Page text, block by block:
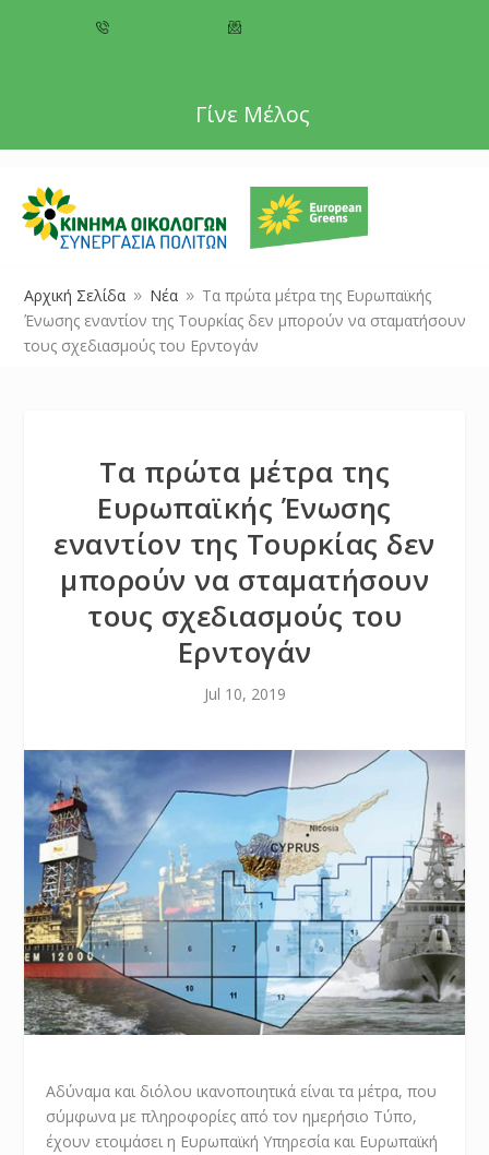
Γίνε Μέλος
Αρχική Σελίδα 9 Νέα 9 Τα πρώτα μέτρα της Ευρωπαϊκής
Ένωσης εναντίον της Τουρκίας δεν μπορούν να σταματήσουν
τους σχεδιασμούς του Ερντογάν
Τα πρώτα μέτρα της
Ευρωπαϊκής Ένωσης
εναντίον της Τουρκίας δεν
μπορούν να σταματήσουν
τους σχεδιασμούς του
Ερντογάν
Jul 10, 2019
Αδύναμα και διόλου ικανοποιητικά είναι τα μέτρα, που
σύμφωνα με πληροφορίες από τον ημερήσιο Τύπο,
έχουν ετοιμάσει η Ευρωπαϊκή Υπηρεσία και Ευρωπαϊκή